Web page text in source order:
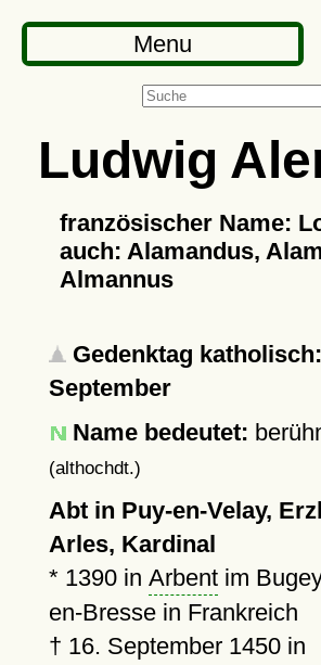
Menu
Ludwig
französischer Name:
auch: Alamandus,
Almannus
Gedenktag
September
Name bedeutet:
(althochdt.)
Abt in Puy-en-Velay,
Arles, Kardinal
* 1390in Arbentim
en-Bresse in Frankreich
† 16. September 1450in